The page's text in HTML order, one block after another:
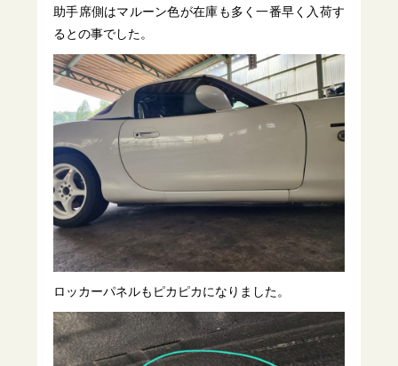
助手席側はマルーン色が在庫も多く一番早く入荷す
るとの事でした。
ロッカーパネルもピカピカになりました。